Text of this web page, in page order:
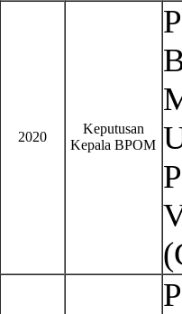
2020
Keputusan
Kepala BPOM